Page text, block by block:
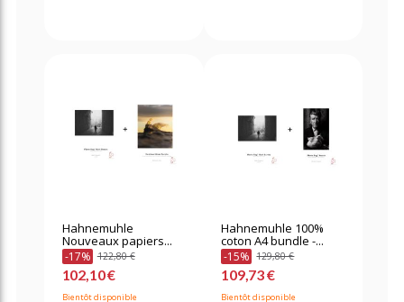
Hahnemuhle
Nouveaux papiers...
-17% 122,80 €
102,10 €
Bientôt disponible
Hahnemuhle 100%
coton A4 bundle -...
-15% 129,80 €
109,73 €
Bientôt disponible